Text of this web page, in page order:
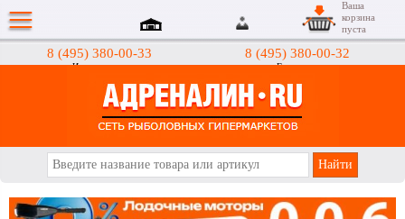
8 (495) 380-00-33
Интернет-магазин
8 (495) 380-00-32
Гипермаркеты
Ваша
корзина
пуста